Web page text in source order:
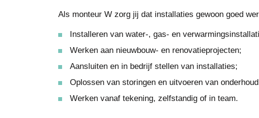
Als monteur W zorg jij dat installaties gewoon goed
Installeren van water-, gas- en
Werken aan nieuwbouw- en renovatieprojecten;
Aansluiten en in bedrijf stellen van installaties;
Oplossen van storingen en uitvoeren van
Werken vanaf tekening, zelfstandig of in team.